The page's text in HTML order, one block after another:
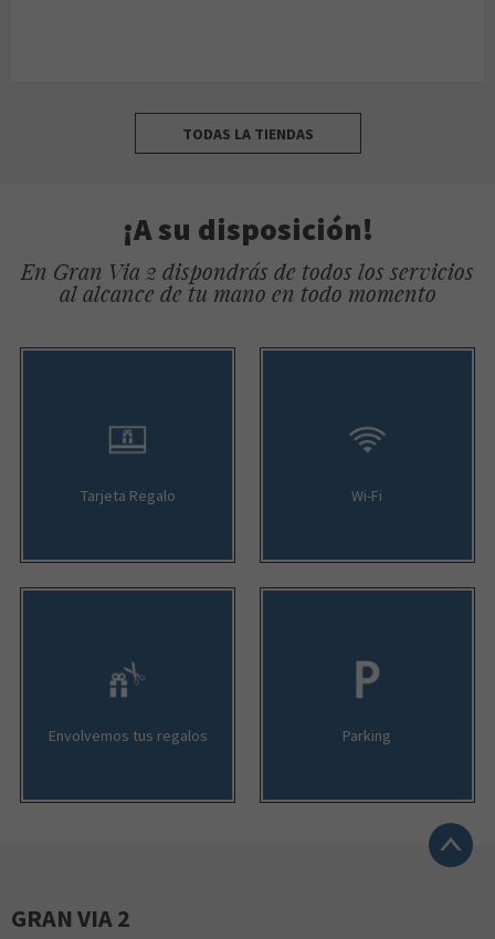
TODAS LA TIENDAS
¡A su disposición!
En Gran Via 2 dispondrás de todos los servicios
al alcance de tu mano en todo momento
Tarjeta Regalo Wi-Fi
Envolvemos tus regalos Parking
GRAN VIA 2